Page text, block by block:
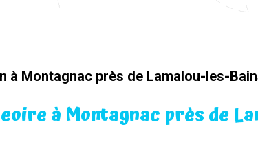
à Montagnac près de Lamalou-les-
à Montagnac près de